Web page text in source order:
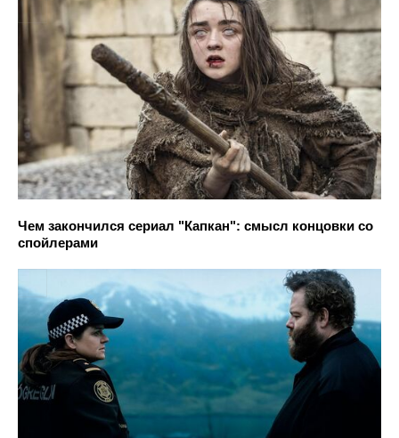
Чем закончился сериал "Капкан": смысл концовки со
спойлерами